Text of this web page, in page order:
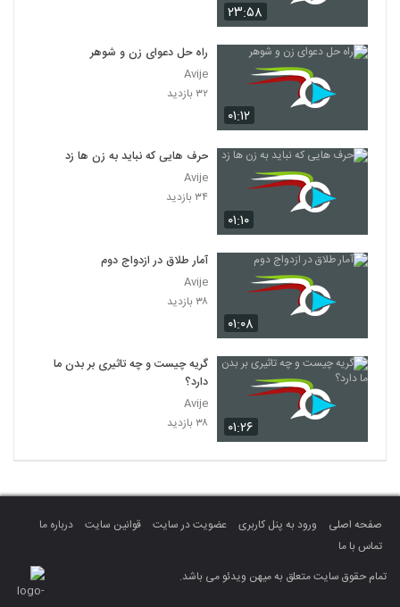
۲۳:۵۸
۰۱:۱۲
راه حل دعوای زن و شوهر
Avije
۳۲ بازدید
۰۱:۱۰
حرف هایی که نباید به زن ها زد
Avije
۳۴ بازدید
۰۱:۰۸
آمار طلاق در ازدواج دوم
Avije
۳۸ بازدید
۰۱:۲۶
گریه چیست و چه تاثیری بر بدن ما
دارد؟
Avije
۳۸ بازدید
صفحه اصلی ورود به پنل کاربری عضویت در سایت قوانین سایت
درباره ما
تماس با ما
تمام حقوق سایت متعلق به میهن ویدئو می باشد.